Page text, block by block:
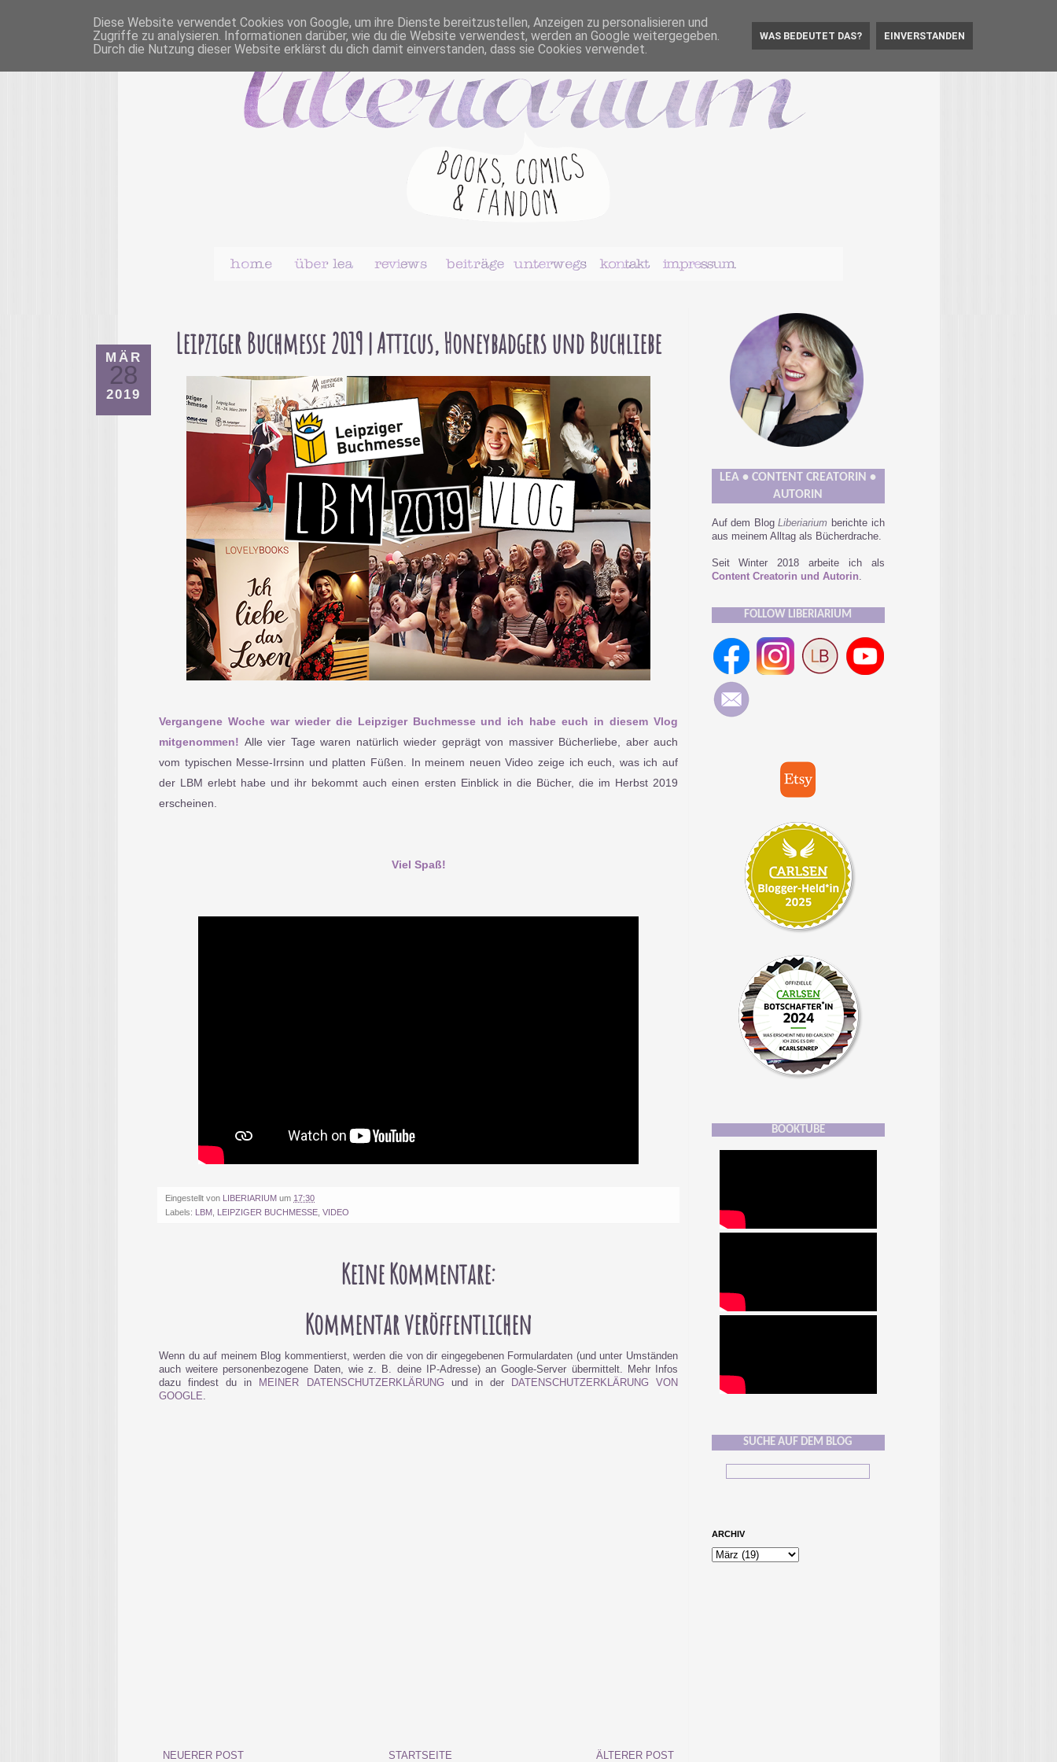
MÄR
28
2019
Leipziger Buchmesse 2019 | Atticus, Honeybadgers und Buchliebe
Vergangene Woche war wieder die Leipziger Buchmesse und ich habe euch in diesem Vlog
mitgenommen! Alle vier Tage waren natürlich wieder geprägt von massiver Bücherliebe, aber auch
vom typischen Messe-Irrsinn und platten Füßen. In meinem neuen Video zeige ich euch, was ich auf
der LBM erlebt habe und ihr bekommt auch einen ersten Einblick in die Bücher, die im Herbst 2019
erscheinen.
Viel Spaß!
Eingestellt von LIBERIARIUM um 17:30
Labels: LBM LEIPZIGER BUCHMESSE VIDEO
Keine Kommentare:
Kommentar veröffentlichen
Wenn du auf meinem Blog kommentierst, werden die von dir eingegebenen Formulardaten (und unter Umständen
auch weitere personenbezogene Daten, wie z. B. deine IP-Adresse) an Google-Server übermittelt. Mehr Infos
dazu findest du in
MEINER DATENSCHUTZERKLÄRUNG und in der
DATENSCHUTZERKLÄRUNG VON
GOOGLE.
NEUERER POST ÄLTERER POST
STARTSEITE
LEA • CONTENT CREATORIN •
AUTORIN
Auf dem BlogLiberiarium berichte ich
aus meinem Alltag als Bücherdrache.
Seit Winter 2018 arbeite ich als
Content Creatorin und Autorin.
FOLLOW LIBERIARIUM
BOOKTUBE
SUCHE AUF DEM BLOG
ARCHIV
Diese Website verwendet Cookies von Google, um ihre Dienste bereitzustellen, Anzeigen zu personalisieren und
Zugriffe zu analysieren. Informationen darüber, wie du die Website verwendest, werden an Google weitergegeben.
Durch die Nutzung dieser Website erklärst du dich damit einverstanden, dass sie Cookies verwendet.
WAS BEDEUTET DAS? EINVERSTANDEN